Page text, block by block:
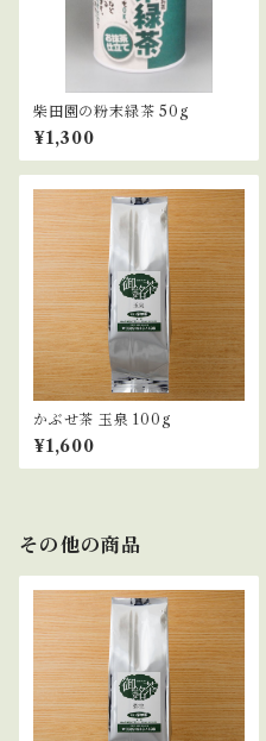
柴田園の粉末緑茶 50g
¥1,300
かぶせ茶 玉泉 100g
¥1,600
その他の商品